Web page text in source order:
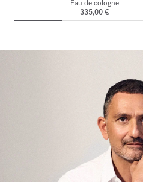
Eau de cologne
335,00 €